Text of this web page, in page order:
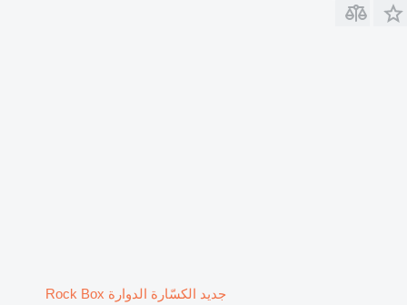
جديد الكسّارة الدوارة Rock Box